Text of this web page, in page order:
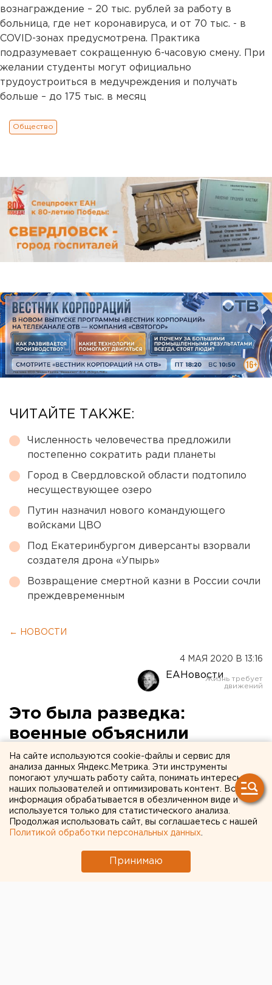
вознаграждение – 20 тыс. рублей за работу в
больница, где нет коронавируса, и от 70 тыс. - в
COVID-зонах предусмотрена. Практика
подразумевает сокращенную 6-часовую смену. При
желании студенты могут официально
трудоустроиться в медучреждения и получать
больше – до 175 тыс. в месяц
Общество
ЧИТАЙТЕ ТАКЖЕ:
Численность человечества предложили
постепенно сократить ради планеты
Город в Свердловской области подтопило
несуществующее озеро
Путин назначил нового командующего
войсками ЦВО
Под Екатеринбургом диверсанты взорвали
создателя дрона «Упырь»
Возвращение смертной казни в России сочли
преждевременным
← НОВОСТИ
4 МАЯ 2020 В 13:16
ЕАНовости
Это была разведка:
военные объяснили
появление вертолетов над
центром Екатеринбурга
На сайте используются cookie-файлы и сервис для
анализа данных Яндекс.Метрика. Эти инструменты
помогают улучшать работу сайта, понимать интересы
наших пользователей и оптимизировать контент. Вся
информация обрабатывается в обезличенном виде и
используется только для статистического анализа.
Продолжая использовать сайт, вы соглашаетесь с нашей
Политикой обработки персональных данных
Принимаю